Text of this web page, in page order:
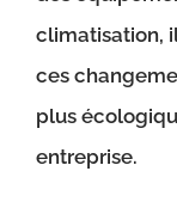
climatisation,
ces
plus
entreprise.